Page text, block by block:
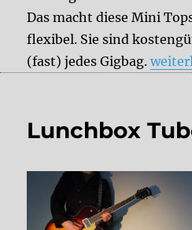
Das macht diese Mini
flexibel. Sie sind
(fast) jedes Gigbag.
Lunchbox